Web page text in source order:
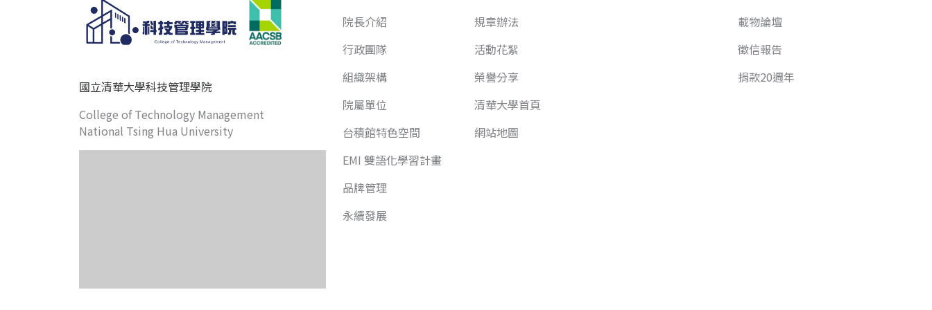
國立清華大學科技管理學院
College of Technology Management
National Tsing Hua University
院長介紹
行政團隊
組織架構
院屬單位
台積館特色空間
EMI 雙語化學習計畫
品牌管理
永續發展
規章辦法
活動花絮
榮譽分享
清華大學首頁
網站地圖
載物論壇
徵信報告
捐款20週年